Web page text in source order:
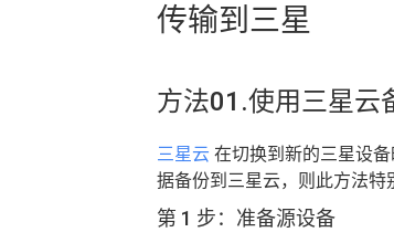
传输到三星
方法01.使用三星云
三星云 在切换到新的三星设
据备份到三星云，则此方法特
第 1 步：准备源设备